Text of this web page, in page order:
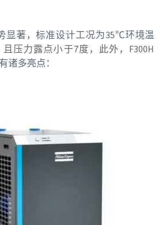
显著，标准设计工况为35℃环境温
压力露点小于7度，此外，F300H
诸多亮点：